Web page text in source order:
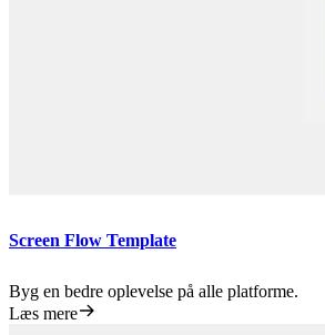
Screen Flow Template
Byg en bedre oplevelse på alle platforme.
Læs mere